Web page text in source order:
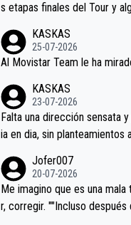
s etapas finales del Tour y
KASKAS
25-07-2026
Al Movistar Team le ha
KASKAS
23-07-2026
Falta una dirección sensata
ia en dia, sin planteamientos
a, Minguez, Velez etc
an tristes sin victorias.
Jofer007
20-07-2026
Me imagino que es una
r, corregir. ""Incluso